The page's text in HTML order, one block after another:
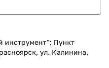
инструмент"; Пункт
ул. Калинина,
раз в 2 недели